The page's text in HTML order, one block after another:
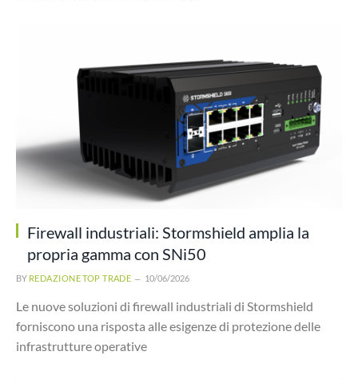
Firewall industriali: Stormshield amplia la
propria gamma con SNi50
BY REDAZIONE TOP TRADE 10/06/2026
Le nuove soluzioni di firewall industriali di Stormshield
forniscono una risposta alle esigenze di protezione delle
infrastrutture operative